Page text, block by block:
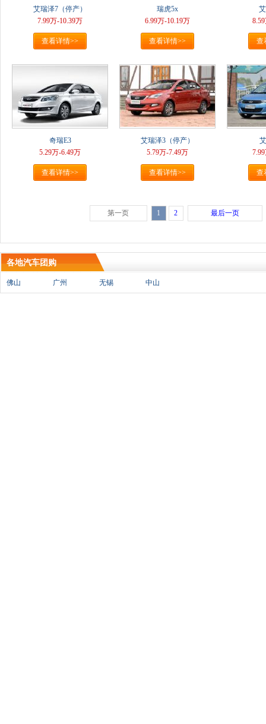
艾瑞泽7（停产）
7.99万-10.39万
查看详情>>
瑞虎5x
6.99万-10.19万
查看详情>> 查
奇瑞E3
5.29万-6.49万
查看详情>>
艾瑞泽3（停产）
5.79万-7.49万
查看详情>> 查
第一页 1 2 最后一页
各地汽车团购
佛山 广州 无锡 中山